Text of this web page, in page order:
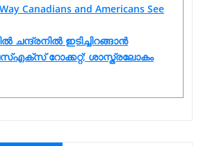
Canadians and Americans See
ചന്ദ്രനിൽ ഇടിച്ചിറങ്ങാൻ
റോക്കറ്റ്; ശാസ്ത്രലോകം